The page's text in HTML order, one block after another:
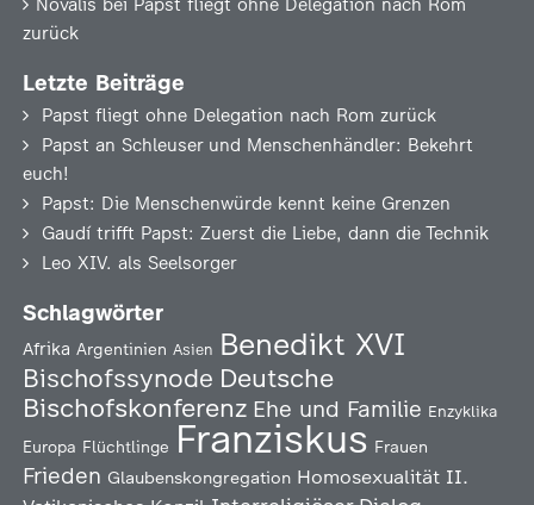
Novalis bei Papst fliegt ohne Delegation nach Rom
zurück
Letzte Beiträge
Papst fliegt ohne Delegation nach Rom zurück
Papst an Schleuser und Menschenhändler: Bekehrt
euch!
Papst: Die Menschenwürde kennt keine Grenzen
Gaudí trifft Papst: Zuerst die Liebe, dann die Technik
Leo XIV. als Seelsorger
Schlagwörter
Afrika Argentinien Asien Benedikt XVI
Bischofssynode Deutsche
Bischofskonferenz Ehe und Familie Enzyklika
Europa Flüchtlinge Franziskus Frauen
Frieden Glaubenskongregation Homosexualität II.